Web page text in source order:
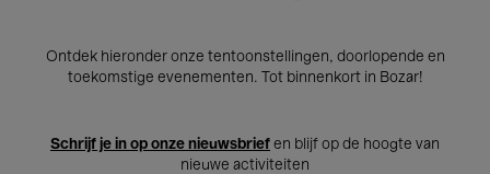
Ontdek hieronder onze tentoonstellingen, doorlopende en
toekomstige evenementen. Tot binnenkort in Bozar!
Schrijf je in op onze nieuwsbrief en blijf op de hoogte van
nieuwe activiteiten